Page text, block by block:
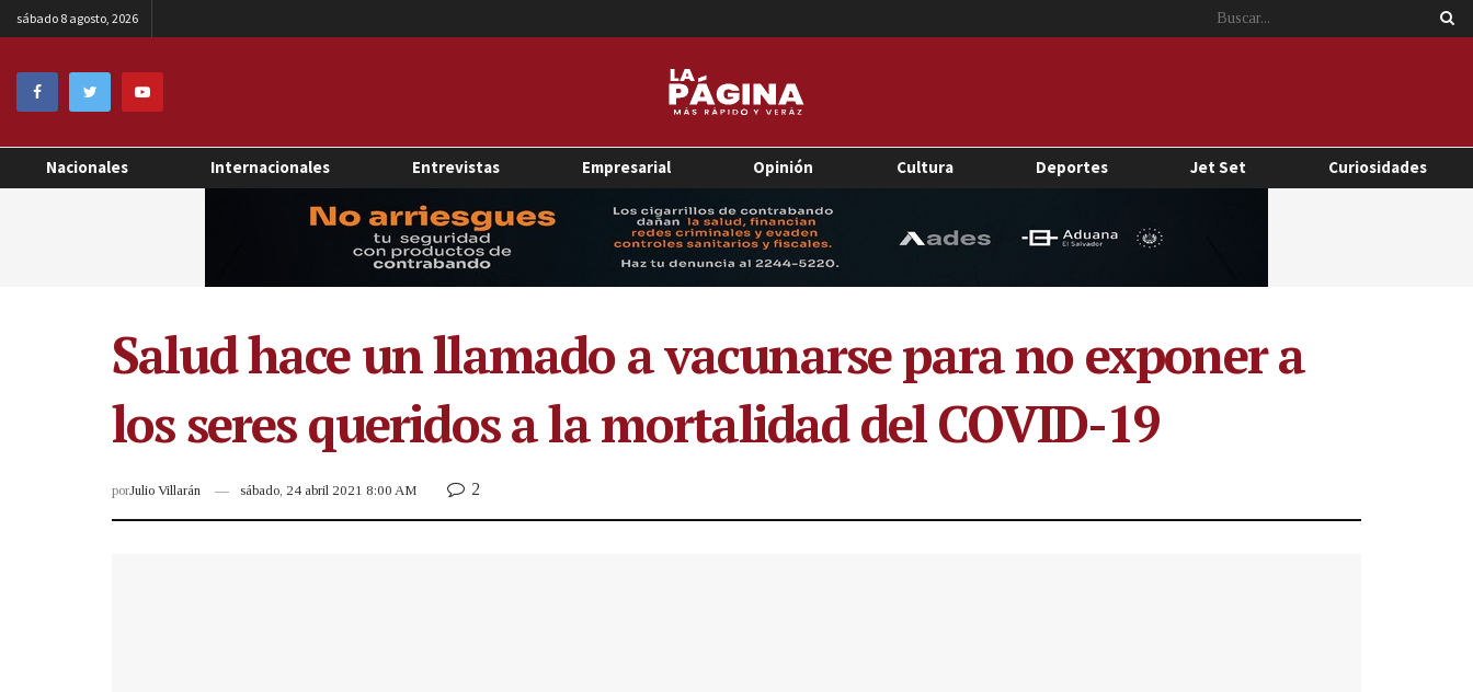
sábado 8 agosto, 2026
Nacionales Internacionales Entrevistas Empresarial Opinión Cultura Deportes Jet Set Curiosidades
Salud hace un llamado a vacunarse para no exponer a
los seres queridos a la mortalidad del COVID-19
porJulio Villarán sábado, 24 abril 2021 8:00 AM 2